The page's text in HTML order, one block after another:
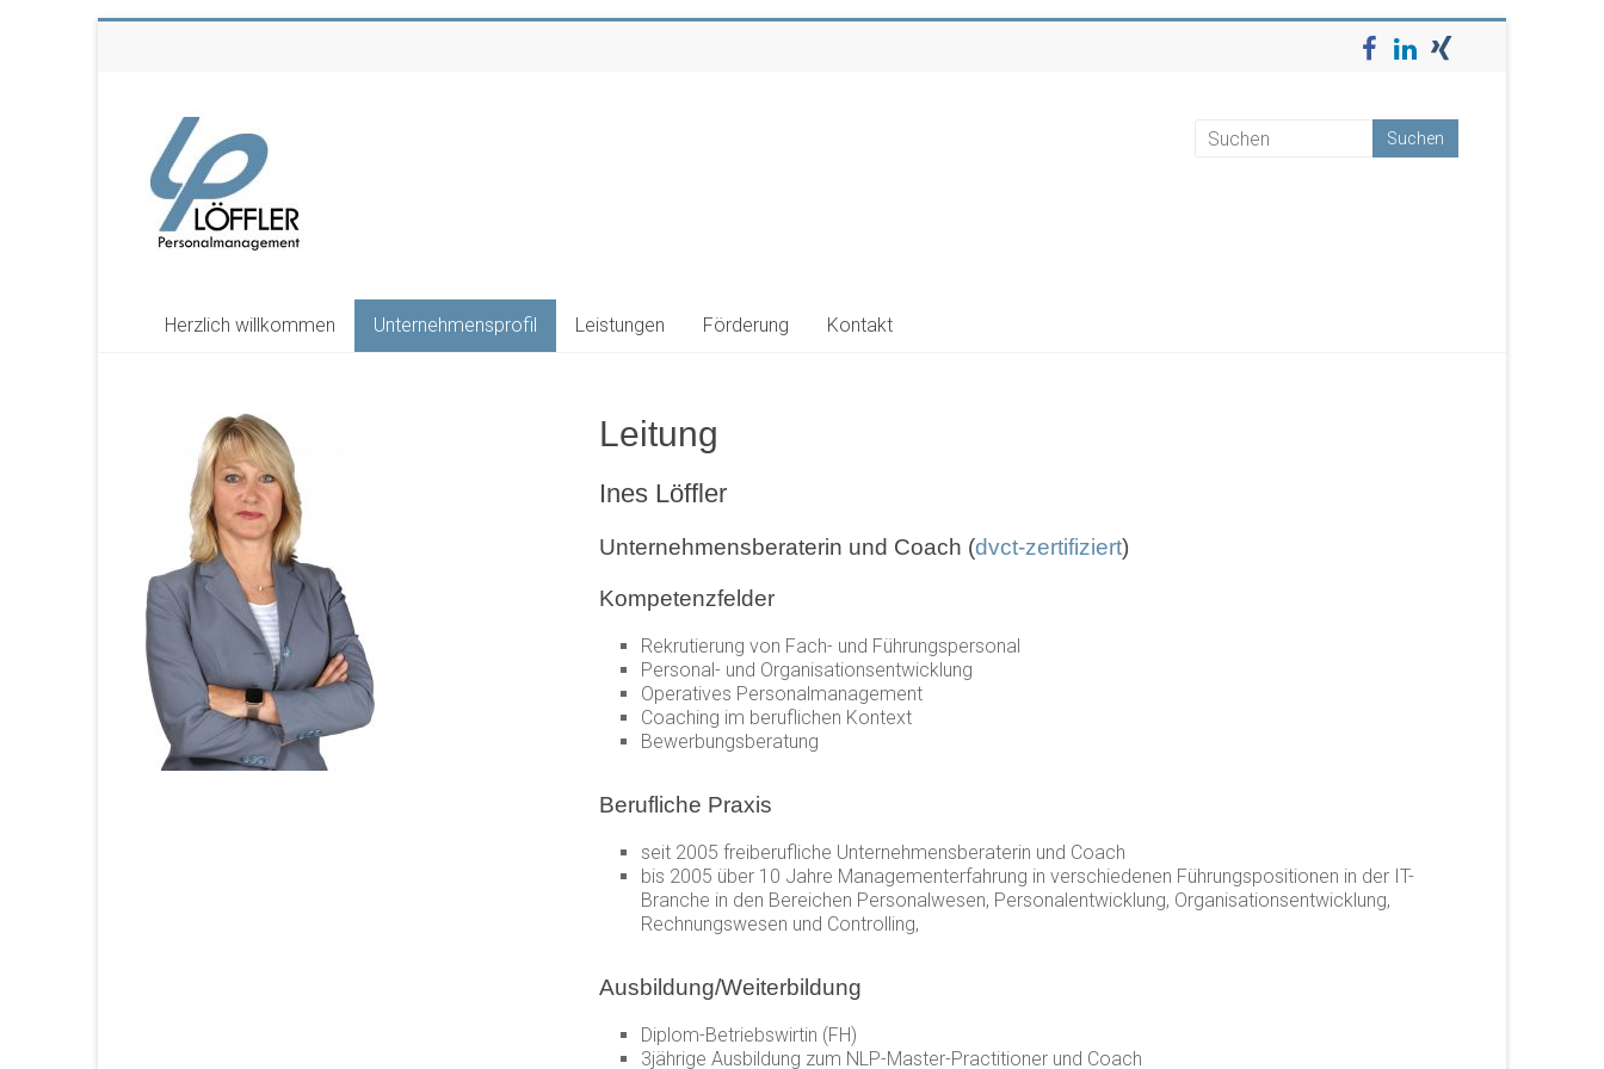
LÖFFLER
PERSONAL
Personalmanagement
Herzlich willkommen Unternehmensprofil Leistungen Förderung Kontakt
Leitung
Ines Löffler
Unternehmensberaterin und Coach (dvct-zertifiziert)
Kompetenzfelder
Rekrutierung von Fach- und Führungspersonal
Personal- und Organisationsentwicklung
Operatives Personalmanagement
Coaching im beruflichen Kontext
Bewerbungsberatung
Berufliche Praxis
seit 2005 freiberufliche Unternehmensberaterin und Coach
bis 2005 über 10 Jahre Managementerfahrung in verschiedenen Führungspositionen in der IT-
Branche in den Bereichen Personalwesen, Personalentwicklung, Organisationsentwicklung,
Rechnungswesen und Controlling,
Ausbildung/Weiterbildung
Diplom-Betriebswirtin (FH)
3jährige Ausbildung zum NLP-Master-Practitioner und Coach